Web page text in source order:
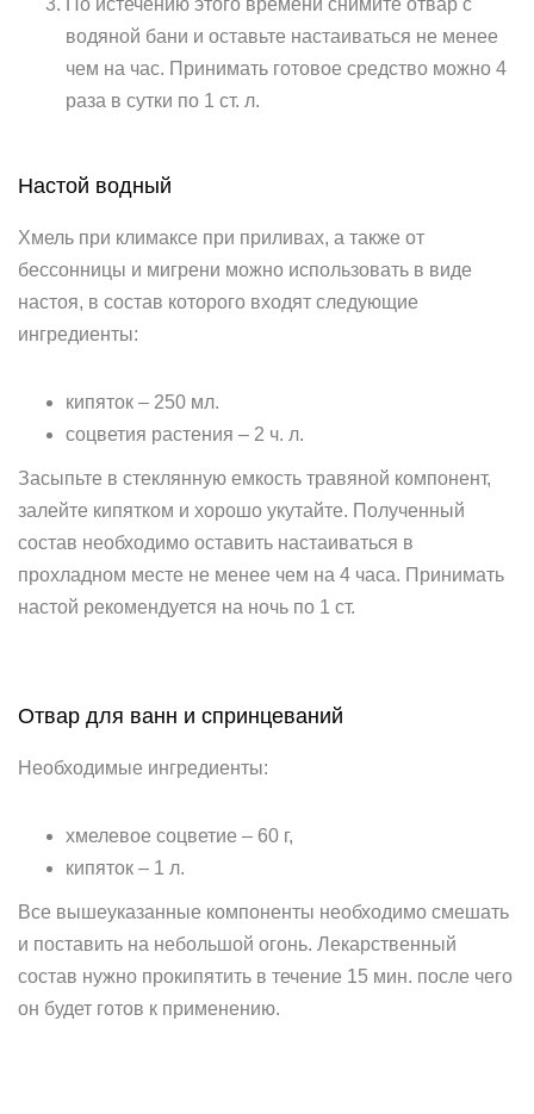
По истечению этого времени снимите отвар с
водяной бани и оставьте настаиваться не менее
чем на час. Принимать готовое средство можно 4
раза в сутки по 1 ст. л.
Настой водный
Хмель при климаксе при приливах, а также от
бессонницы и мигрени можно использовать в виде
настоя, в состав которого входят следующие
ингредиенты:
кипяток – 250 мл.
соцветия растения – 2 ч. л.
Засыпьте в стеклянную емкость травяной компонент,
залейте кипятком и хорошо укутайте. Полученный
состав необходимо оставить настаиваться в
прохладном месте не менее чем на 4 часа. Принимать
настой рекомендуется на ночь по 1 ст.
Отвар для ванн и спринцеваний
Необходимые ингредиенты:
хмелевое соцветие – 60 г,
кипяток – 1 л.
Все вышеуказанные компоненты необходимо смешать
и поставить на небольшой огонь. Лекарственный
состав нужно прокипятить в течение 15 мин. после чего
он будет готов к применению.